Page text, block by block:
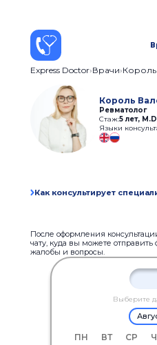
Express Doctor Врачи
Король
Ревматолог
Стаж:5 лет,
Языки
Как консультирует
После оформления
чату, куда вы можете
жалобы и вопросы.
Выберите
ПН ВТ СР